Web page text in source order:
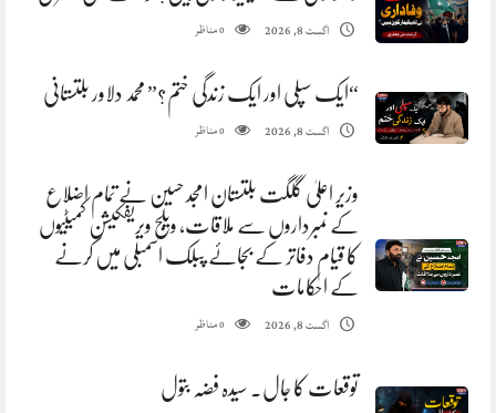
اگست 8, 2026 0مناظر
“ایک سپلی اور ایک زندگی ختم؟” محمد دلاور بلتستانی
اگست 8, 2026 0مناظر
وزیر اعلیٰ گلگت بلتستان امجد حسین نے تمام اضلاع
کے نمبرداروں سے ملاقات، ویلج ویریفکیشن کمیٹیوں
کا قیام دفاتر کے بجائے پبلک اسمبلی میں کرنے
کے احکامات
اگست 8, 2026 0مناظر
توقعات کا جال. سیدہ فضہ بتول